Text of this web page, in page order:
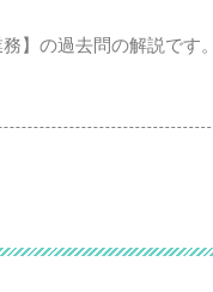
】の過去問の解説です。